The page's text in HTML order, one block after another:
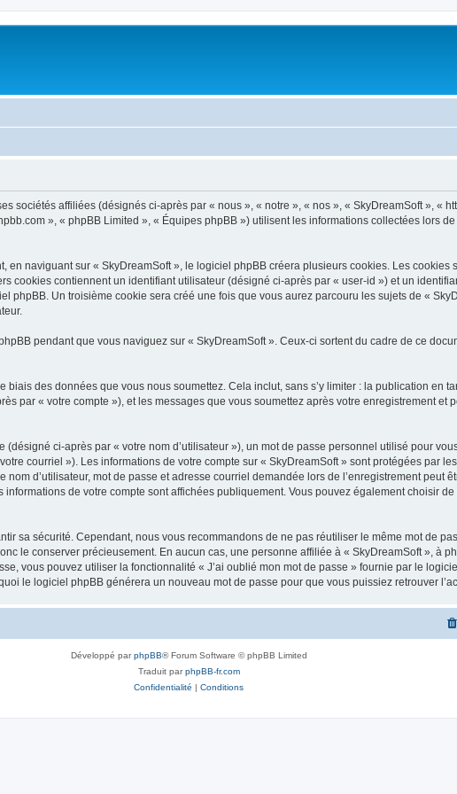
sociétés affiliées (désignés ci-après par « nous », « notre », « nos », « SkyDreamSoft », «
», « phpBB Limited », « Équipes phpBB ») utilisent les informations collectées lors
en naviguant sur « SkyDreamSoft », le logiciel phpBB créera plusieurs cookies. Les cookies
cookies contiennent un identifiant utilisateur (désigné ci-après par « user-id ») et un
phpBB. Un troisième cookie sera créé une fois que vous aurez parcouru les sujets de «
pendant que vous naviguez sur « SkyDreamSoft ». Ceux-ci sortent du cadre de ce
biais des données que vous nous soumettez. Cela inclut, sans s’y limiter : la publication en
par « votre compte »), et les messages que vous soumettez après votre enregistrement
ci-après par « votre nom d’utilisateur »), un mot de passe personnel utilisé pour
courriel »). Les informations de votre compte sur « SkyDreamSoft » sont protégées par
d’utilisateur, mot de passe et adresse courriel demandée lors de l’enregistrement peut
de votre compte sont affichées publiquement. Vous pouvez également choisir
sa sécurité. Cependant, nous vous recommandons de ne pas réutiliser le même mot de
le conserver précieusement. En aucun cas, une personne affiliée à « SkyDreamSoft », à
vous pouvez utiliser la fonctionnalité « J’ai oublié mon mot de passe » fournie par le
le logiciel phpBB générera un nouveau mot de passe pour que vous puissiez retrouver
Développé parphpBB® Forum Software © phpBB Limited
Traduit parphpBB-fr.com
Confidentialité | Conditions